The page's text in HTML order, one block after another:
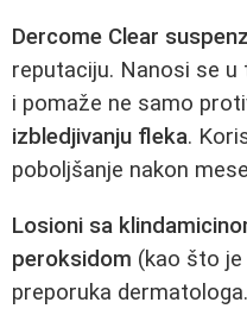
Dercome Clear
reputaciju. Nanosi se u
i pomaže ne samo
izbledjivanju fleka.
poboljšanje nakon
Losioni sa
peroksidom (kao što
preporuka